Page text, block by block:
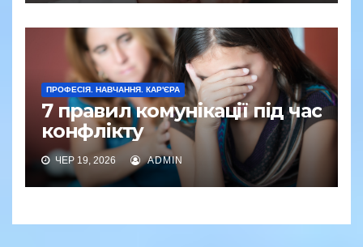
ПРОФЕСІЯ. НАВЧАННЯ. КАР'ЄРА
7 правил комунікації під час
конфлікту
ЧЕР 19, 2026 ADMIN